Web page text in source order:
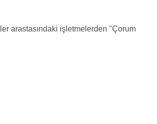
arastasındaki işletmelerden "Çorum